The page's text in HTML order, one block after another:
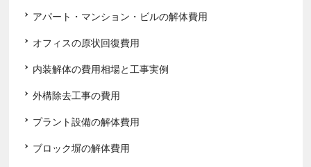
アパート・マンション・ビルの解体費用
オフィスの原状回復費用
内装解体の費用相場と工事実例
外構除去工事の費用
プラント設備の解体費用
ブロック塀の解体費用